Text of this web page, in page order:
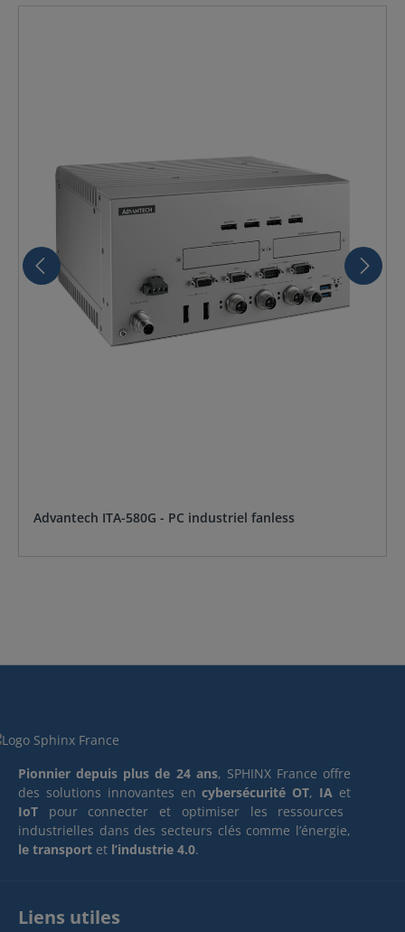
Advantech ITA-580G - PC industriel fanless
Pionnier depuis plus de 24 ans, SPHINX France offre
des solutions innovantes encybersécurité OT, IA et
IoT pour connecter et optimiser les ressources
industrielles dans des secteurs clés comme l’énergie,
le transport et l’industrie 4.0.
Liens utiles